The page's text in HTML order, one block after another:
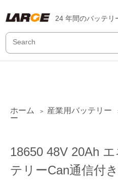
24 年間のバッテリ
ホーム > 産業用バッテリー
ー
18650 48V 20Ah
テリーCan通信付